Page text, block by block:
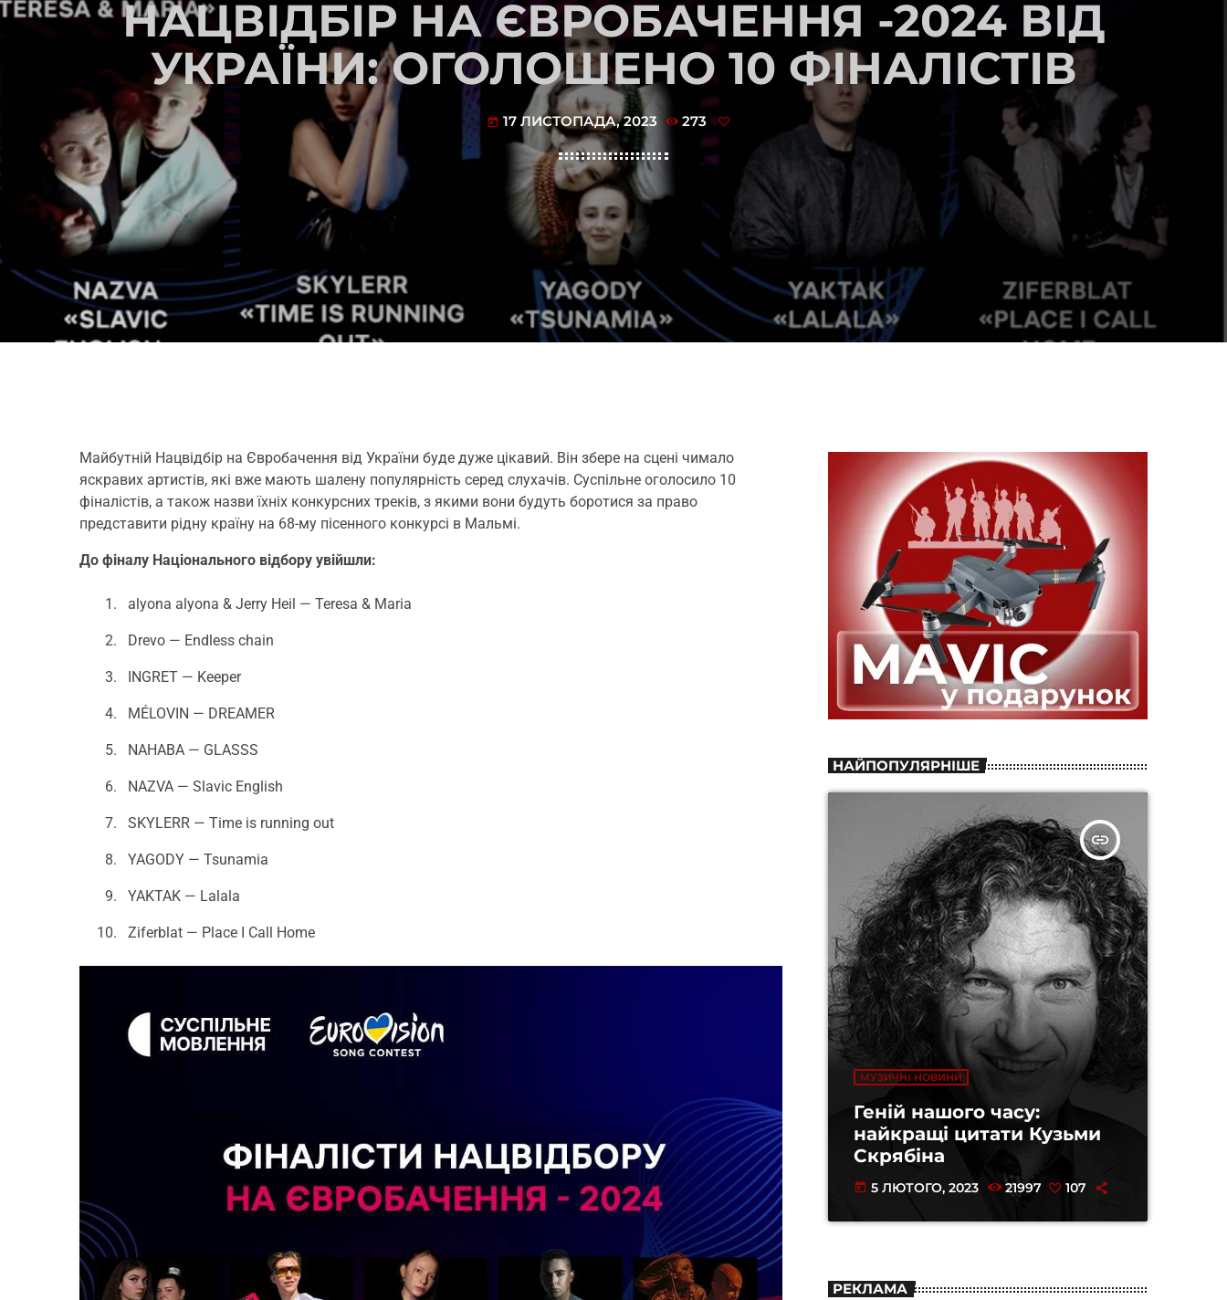
НАЦВІДБІР НА ЄВРОБАЧЕННЯ -2024 ВІД
УКРАЇНИ: ОГОЛОШЕНО 10 ФІНАЛІСТІВ
today 17 ЛИСТОПАДА, 2023 273
Майбутній Нацвідбір на Євробачення від України буде дуже цікавий. Він збере на сцені чимало
яскравих артистів, які вже мають шалену популярність серед слухачів. Суспільне оголосило 10
фіналістів, а також назви їхніх конкурсних треків, з якими вони будуть боротися за право
представити рідну країну на 68-му пісенного конкурсі в Мальмі.
До фіналу Національного відбору увійшли:
alyona alyona & Jerry Heil — Teresa & Maria
Drevo — Endless chain
INGRET — Keeper
MÉLOVIN — DREAMER
NAHABA — GLASSS
NAZVA — Slavic English
SKYLERR — Time is running out
YAGODY — Tsunamia
YAKTAK — Lalala
Ziferblat — Place I Call Home
НАЙПОПУЛЯРНІШЕ
insert_link
МУЗИЧНІ НОВИНИ
Геній нашого часу:
найкращі цитати Кузьми
Скрябіна
today 5 ЛЮТОГО, 2023 21997 107
РЕКЛАМА